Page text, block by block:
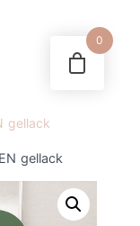
gellack
gellack
0